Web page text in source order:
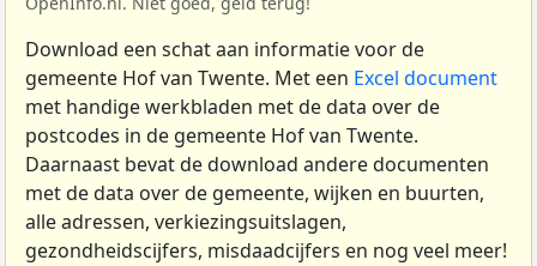
Download een schat aan informatie voor de
gemeente Hof van Twente. Met een Excel document
met handige werkbladen met de data over de
postcodes in de gemeente Hof van Twente.
Daarnaast bevat de download andere documenten
met de data over de gemeente, wijken en buurten,
alle adressen, verkiezingsuitslagen,
gezondheidscijfers, misdaadcijfers en nog veel meer!